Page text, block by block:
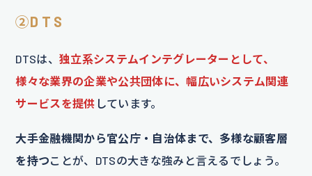
②D T S
DTSは、 独立系システムインテグレーターとして、
様々な業界の企業や公共団体に、幅広いシステム関連
サービスを提供 しています。
大手金融機関から官公庁・自治体まで、多様な顧客層
を持つことが、DTSの大きな強みと言えるでしょう。